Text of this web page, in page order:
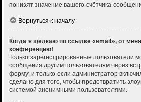
понизят значение вашего счётчика
Вернуться к началу
Когда я щёлкаю по ссылке «email», от
конференцию!
Только зарегистрированные пользователи
сообщения другим пользователям через
форму, и только если администратор
сделано для того, чтобы предотвратить
системой анонимными пользователями.